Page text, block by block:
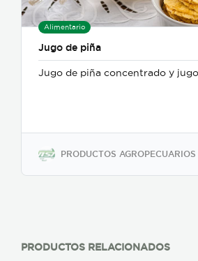
Alimentario
Jugo de piña
Jugo de piña concentrado y
PRODUCTOS
PRODUCTOS RELACIONADOS